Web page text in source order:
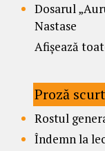
Dosarul
Nastase
Afișează
Proză
Rostul
Îndemn la